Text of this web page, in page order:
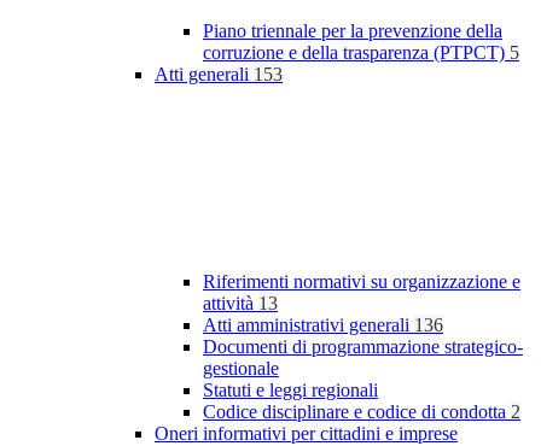
Piano triennale per la prevenzione della
corruzione e della trasparenza (PTPCT) 5
Atti generali 153
Riferimenti normativi su organizzazione e
attività 13
Atti amministrativi generali 136
Documenti di programmazione strategico-
gestionale
Statuti e leggi regionali
Codice disciplinare e codice di condotta 2
Oneri informativi per cittadini e imprese